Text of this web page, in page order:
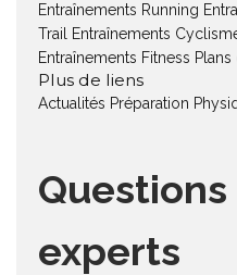
Entraînements Running
Trail
Entraînements
Entraînements Fitness
Plus de liens
Actualités Préparation
Questions
experts